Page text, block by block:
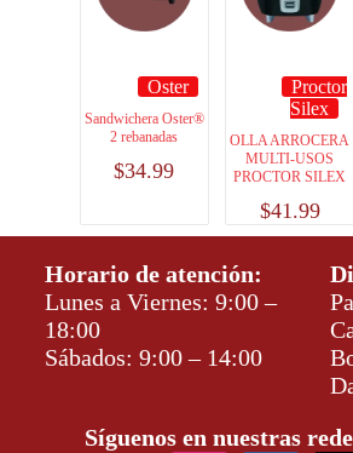
Oster
Sandwichera Oster®
2 rebanadas
$34.99
Proctor
Silex
OLLA ARROCERA
MULTI-USOS
PROCTOR SILEX
$41.99
Horario de atención:
Lunes a Viernes: 9:00 –
18:00
Sábados: 9:00 – 14:00
Síguenos en nuestras